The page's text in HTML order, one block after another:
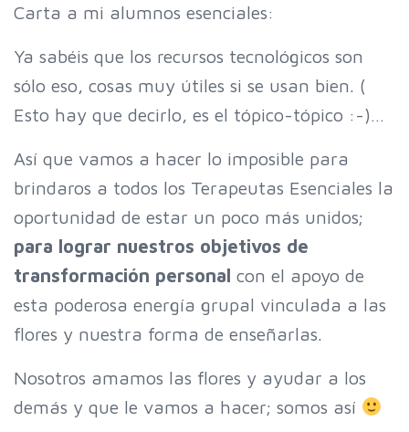
Carta a mi alumnos esenciales:
Ya sabéis que los recursos tecnológicos son
sólo eso, cosas muy útiles si se usan bien. (
Esto hay que decirlo, es el tópico-tópico :-)…
Así que vamos a hacer lo imposible para
brindaros a todos los Terapeutas Esenciales la
oportunidad de estar un poco más unidos;
para lograr nuestros objetivos de
transformación personal con el apoyo de
esta poderosa energía grupal vinculada a las
flores y nuestra forma de enseñarlas.
Nosotros amamos las flores y ayudar a los
demás y que le vamos a hacer; somos así